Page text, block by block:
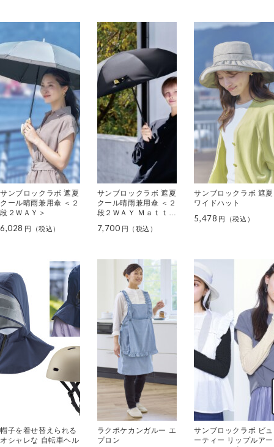
サンブロックラボ 遮夏
クール晴雨兼用傘 ＜２
段２ＷＡＹ＞
6,028
サンブロックラボ 遮夏
クール晴雨兼用傘 ＜２
段２ＷＡＹ Ｍａｔｔブ
7,700
サンブロックラボ 遮夏
ワイドハット
5,478
帽子を着せ替えられる
オシャレな 自転車ヘル
ラクポケカンガルー エ
プロン
サンブロックラボ ビュ
ーティー リップルアー